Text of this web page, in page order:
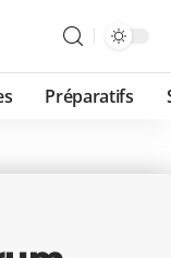
Préparatifs